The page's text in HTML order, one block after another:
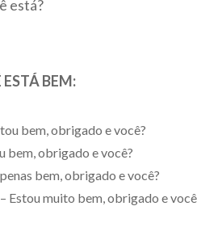
está?
BEM:
bem, obrigado e você?
bem, obrigado e você?
bem, obrigado e você?
Estou muito bem, obrigado e